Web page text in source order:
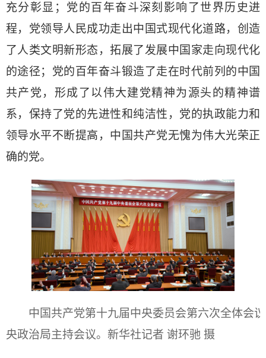
充分彰显；党的百年奋斗深刻影响了世界历史进
程，党领导人民成功走出中国式现代化道路，创造
了人类文明新形态，拓展了发展中国家走向现代化
的途径；党的百年奋斗锻造了走在时代前列的中国
共产党，形成了以伟大建党精神为源头的精神谱
系，保持了党的先进性和纯洁性，党的执政能力和
领导水平不断提高，中国共产党无愧为伟大光荣正
确的党。
中国共产党第十九届中央委员会第六次全体会议
央政治局主持会议。新华社记者 谢环驰 摄